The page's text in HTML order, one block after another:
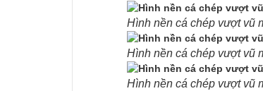
Hình nền cá chép vượt vũ
Hình nền cá chép vượt vũ
Hình nền cá chép vượt vũ